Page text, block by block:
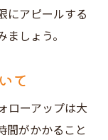
にアピールする
しょう。
て
ローアップは大
間がかかること